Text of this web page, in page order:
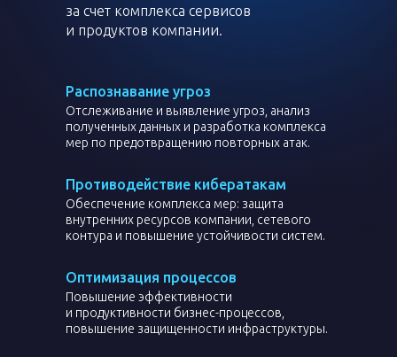
Распознавание угроз
Отслеживание и выявление угроз, анализ
полученных данных и разработка комплекса
мер по предотвращению повторных атак.
Противодействие кибератакам
Обеспечение комплекса мер: защита
внутренних ресурсов компании, сетевого
контура и повышение устойчивости систем.
за счет комплекса сервисов
и продуктов компании.
Оптимизация процессов
Повышение эффективности
и продуктивности бизнес-процессов,
повышение защищенности инфраструктуры.